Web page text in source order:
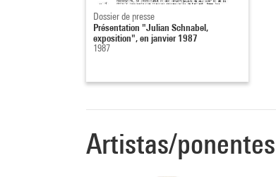
Dossier de presse
Présentation "Julian Schnabel,
exposition", en janvier 1987
1987
Artistas/ponentes